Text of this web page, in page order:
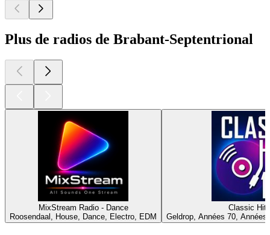
Plus de radios de Brabant-Septentrional
MixStream Radio - Dance
Roosendaal, House, Dance, Electro, EDM
Classic
Geldrop, Années 70,